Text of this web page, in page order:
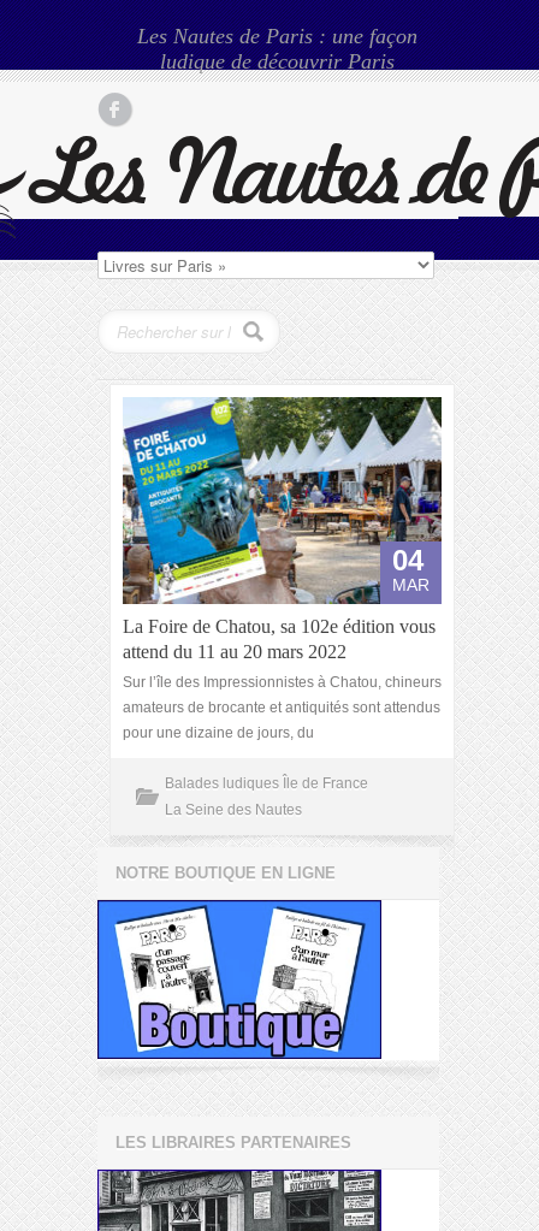
Les Nautes de Paris : une façon
ludique de découvrir Paris
04
MAR
La Foire de Chatou, sa 102e édition vous
attend du 11 au 20 mars 2022
Sur l’île des Impressionnistes à Chatou, chineurs
amateurs de brocante et antiquités sont attendus
pour une dizaine de jours, du
Balades ludiques Île de France
La Seine des Nautes
NOTRE BOUTIQUE EN LIGNE
LES LIBRAIRES PARTENAIRES